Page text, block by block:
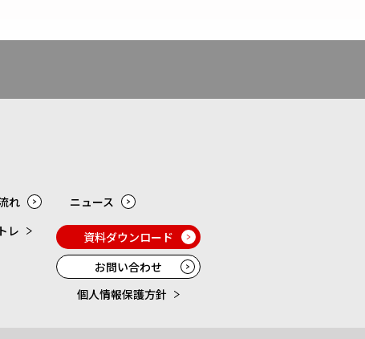
れ
ニュース
レ
資料ダウンロード
お問い合わせ
個人情報保護方針